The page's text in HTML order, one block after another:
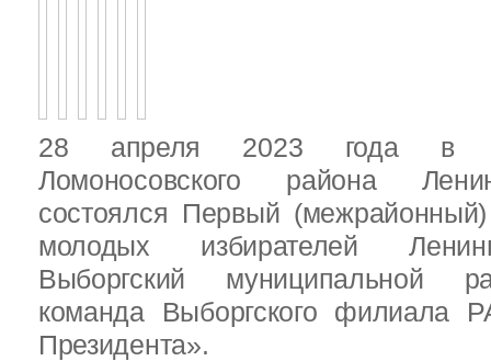
28 апреля 2023 года в
Ломоносовского района
состоялся Первый
молодых избирателей
Выборгский муниципальной
команда Выборгского филиала
Президента».